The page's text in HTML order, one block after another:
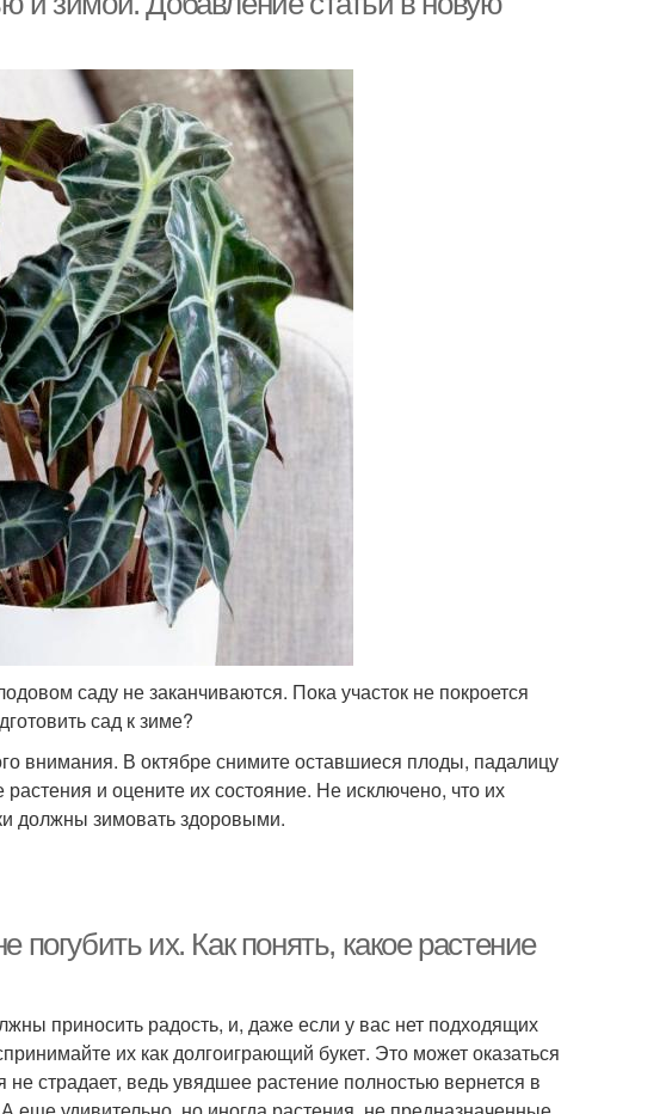
саду не заканчиваются. Пока участок не покроется
сад к зиме?
внимания. В октябре снимите оставшиеся плоды, падалицу
и оцените их состояние. Не исключено, что их
должны зимовать здоровыми.
погубить их. Как понять, какое растение
приносить радость, и, даже если у вас нет подходящих
их как долгоиграющий букет. Это может оказаться
страдает, ведь увядшее растение полностью вернется в